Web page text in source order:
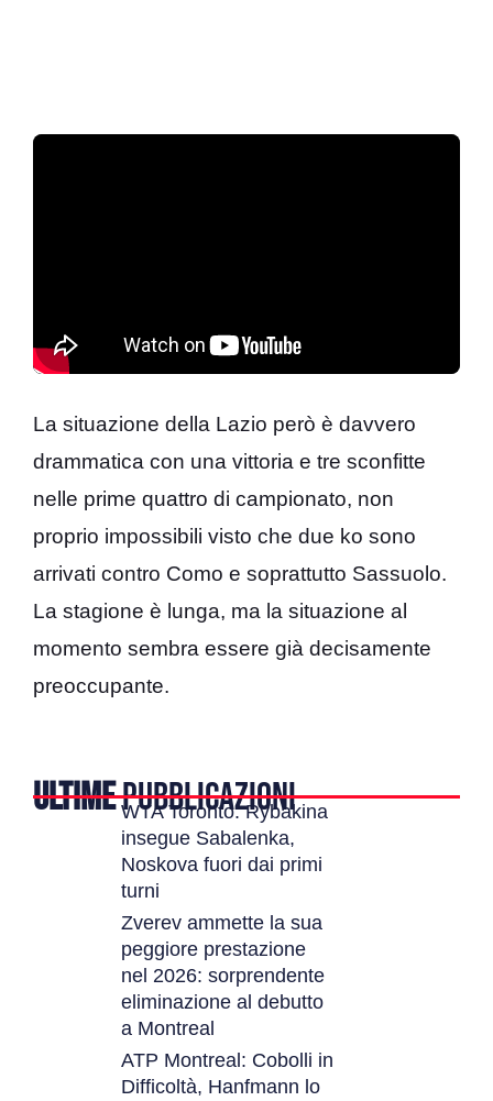
La situazione della Lazio però è davvero
drammatica con una vittoria e tre sconfitte
nelle prime quattro di campionato, non
proprio impossibili visto che due ko sono
arrivati contro Como e soprattutto Sassuolo.
La stagione è lunga, ma la situazione al
momento sembra essere già decisamente
preoccupante.
ULTIMEPUBBLICAZIONI
WTA Toronto: Rybakina
insegue Sabalenka,
Noskova fuori dai primi
turni
Zverev ammette la sua
peggiore prestazione
nel 2026: sorprendente
eliminazione al debutto
a Montreal
ATP Montreal: Cobolli in
Difficoltà, Hanfmann lo